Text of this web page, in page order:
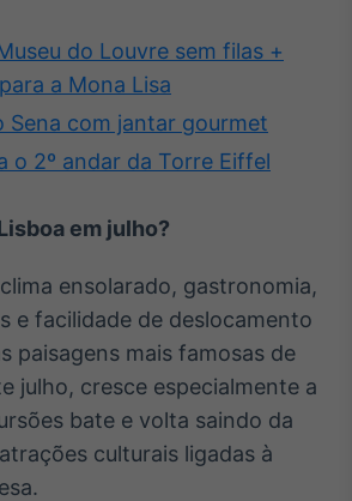
do Louvre sem filas +
a Mona Lisa
Sena com jantar gourmet
o 2º andar da Torre Eiffel
em julho?
ensolarado, gastronomia,
e facilidade de deslocamento
paisagens mais famosas de
julho, cresce especialmente a
bate e volta saindo da
culturais ligadas à